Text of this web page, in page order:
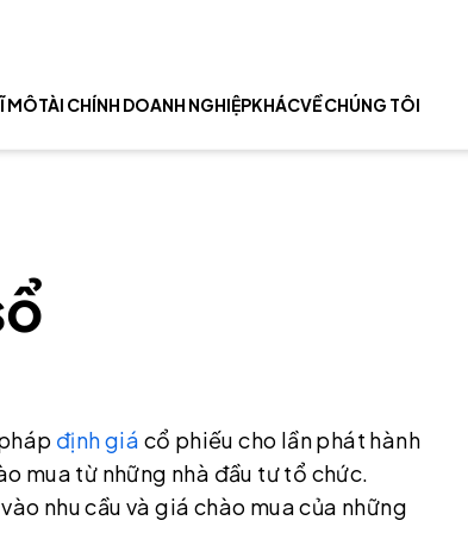
MÔTÀI CHÍNH DOANH NGHIỆPKHÁCVỀ CHÚNG TÔI
định giá cổ phiếu cho lần phát hành
mua từ những nhà đầu tư tổ chức.
nhu cầu và giá chào mua của những